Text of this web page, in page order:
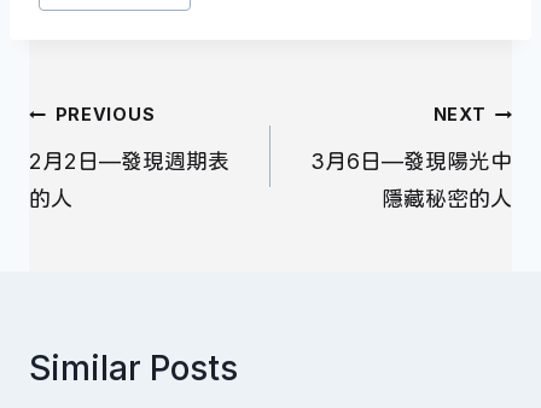
文
章
導
PREVIOUS
2月2日—發現週期表
的人
NEXT
3月6日—發現陽光中
隱藏秘密的人
Similar Posts